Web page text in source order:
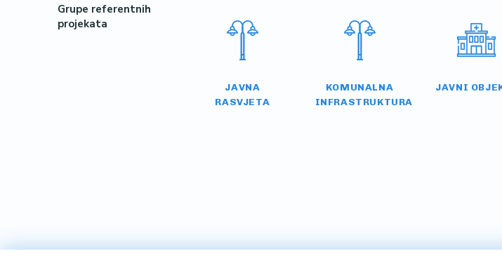
Grupe referentnih
projekata
JAVNA
RASVJETA
KOMUNALNA
INFRASTRUKTURA
JAVNI